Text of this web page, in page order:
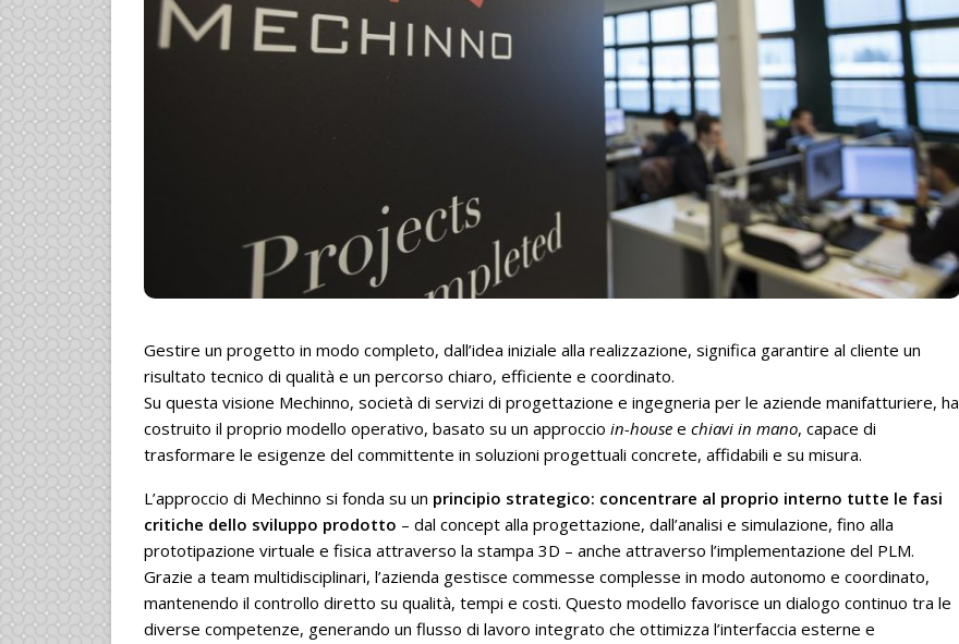
Gestire un progetto in modo completo, dall’idea iniziale alla realizzazione, significa garantire al cliente un
risultato tecnico di qualità e un percorso chiaro, efficiente e coordinato.
Su questa visione Mechinno, società di servizi di progettazione e ingegneria per le aziende manifatturiere, ha
costruito il proprio modello operativo, basato su un approccio in-house e chiavi in mano, capace di
trasformare le esigenze del committente in soluzioni progettuali concrete, affidabili e su misura.
L’approccio di Mechinno si fonda su un principio strategico: concentrare al proprio interno tutte le fasi
critiche dello sviluppo prodotto – dal concept alla progettazione, dall’analisi e simulazione, fino alla
prototipazione virtuale e fisica attraverso la stampa 3D – anche attraverso l’implementazione del PLM.
Grazie a team multidisciplinari, l’azienda gestisce commesse complesse in modo autonomo e coordinato,
mantenendo il controllo diretto su qualità, tempi e costi. Questo modello favorisce un dialogo continuo tra le
diverse competenze, generando un flusso di lavoro integrato che ottimizza l’interfaccia esterne e